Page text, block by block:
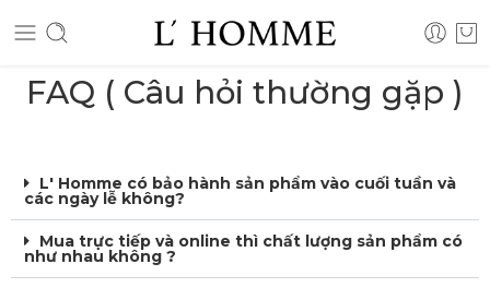
FAQ ( Câu hỏi thường gặp )
L' Homme có bảo hành sản phẩm vào cuối tuần và
các ngày lễ không?
Mua trực tiếp và online thì chất lượng sản phẩm có
như nhau không ?